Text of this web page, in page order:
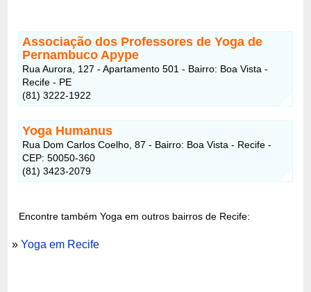
Associação dos Professores de Yoga de
Pernambuco Apype
Rua Aurora, 127 - Apartamento 501 - Bairro: Boa Vista -
Recife - PE
(81) 3222-1922
Yoga Humanus
Rua Dom Carlos Coelho, 87 - Bairro: Boa Vista - Recife -
CEP: 50050-360
(81) 3423-2079
Encontre também Yoga em outros bairros de Recife:
»Yoga em Recife